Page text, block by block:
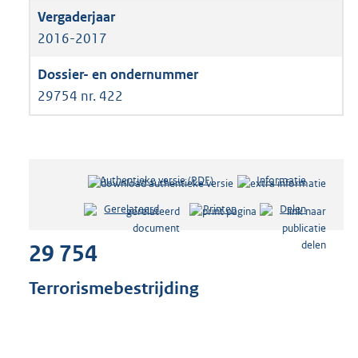
2016-2017
29754 nr. 422
Authentieke versie (PDF)b
s
Informatie
Gerelateerd Printen Delen
29 754
Terrorismebestrijding